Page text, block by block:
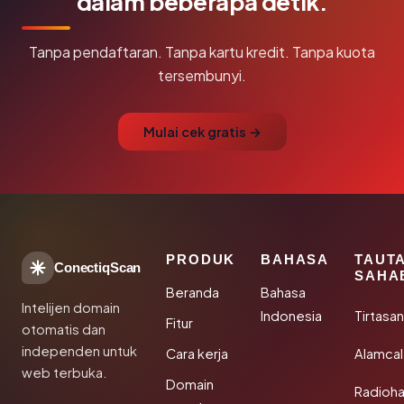
Tanpa pendaftaran. Tanpa kartu kredit. Tanpa kuota
tersembunyi.
Mulai cek gratis →
ConectiqScan
Intelijen domain
otomatis dan
independen untuk
web terbuka.
PRODUK
Beranda
Fitur
Cara kerja
Domain
BAHASA
Bahasa
Indonesia